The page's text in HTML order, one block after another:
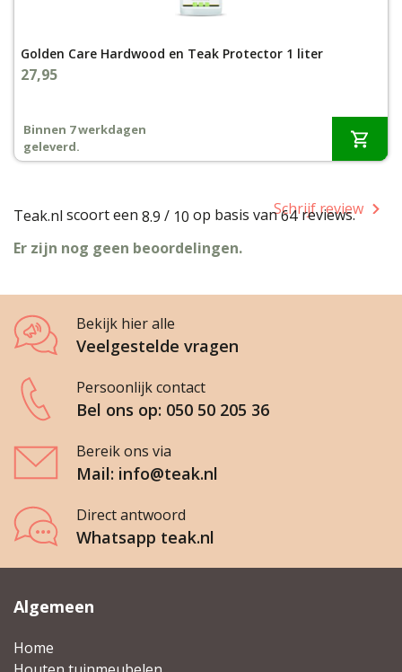
Golden Care Hardwood en Teak Protector 1 liter
27,95
Binnen 7 werkdagen
geleverd.
Schrijf review
Teak.nl scoort een 8.9 / 10 op basis van64 reviews.
Er zijn nog geen beoordelingen.
Bekijk hier alle
Veelgestelde vragen
Persoonlijk contact
Bel ons op: 050 50 205 36
Bereik ons via
Mail: info@teak.nl
Direct antwoord
Whatsapp teak.nl
Algemeen
Home